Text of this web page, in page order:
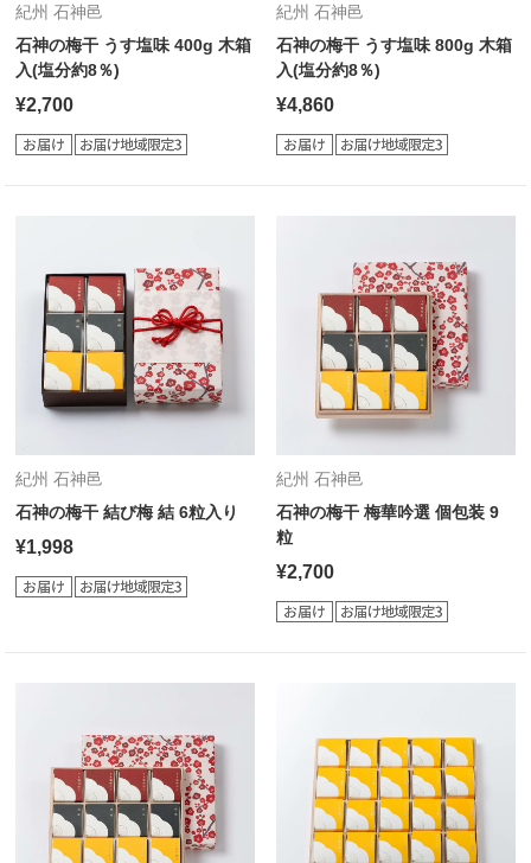
紀州 石神邑
石神の梅干 うす塩味 400g 木箱
入(塩分約8％)
¥2,700
紀州 石神邑
石神の梅干 うす塩味 800g 木箱
入(塩分約8％)
¥4,860
紀州 石神邑
石神の梅干 結び梅 結 6粒入り
¥1,998
紀州 石神邑
石神の梅干 梅華吟選 個包装 9
粒
¥2,700